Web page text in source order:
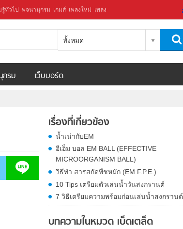
รู้ทั่วไป พจนานุกรม เกมส์ เพลงใหม่ เพลง
ทั้งหมด
กรม เว็บบอร์ด
เรื่องที่เกี่ยวข้อง
น้ำเน่ากับEM
อีเอ็ม บอล EM BALL (EFFECTIVE
MICROORGANISM BALL)
วิธีทำ สารสกัดพืชหมัก (EM F.P.E.)
10 Tips เตรียมตัวเล่นน้ำวันสงกรานต์
7 วิธีเตรียมความพร้อมก่อนเล่นน้ำสงกรานต์
บทความในหมวด เบ็ดเตล็ด